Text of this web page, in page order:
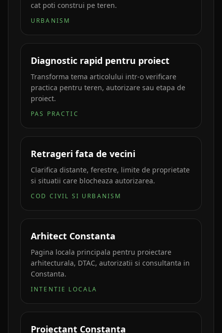
cat poti construi pe teren.
URBANISM
Diagnostic rapid pentru proiect
Transforma tema articolului intr-o verificare
practica pentru teren, autorizare sau etapa de
proiect.
PAS PRACTIC
Retrageri fata de vecini
Clarifica distante, ferestre, limite de proprietate
si situatii care blocheaza autorizarea.
COD CIVIL SI URBANISM
Arhitect Constanta
Pagina locala principala pentru proiectare
arhitecturala, DTAC, autorizatii si consultanta in
Constanta.
INTENTIE LOCALA
Proiectant Constanta